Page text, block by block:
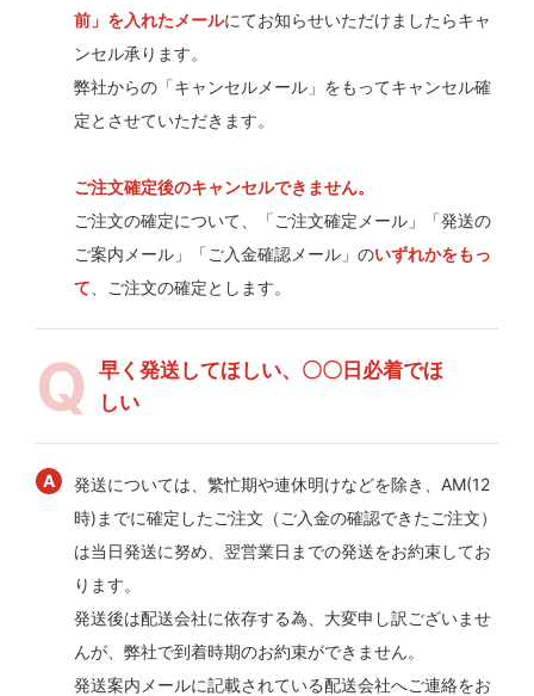
前」を入れたメールにてお知らせいただけましたらキャ
ンセル承ります。
弊社からの「キャンセルメール」をもってキャンセル確
定とさせていただきます。
ご注文確定後のキャンセルできません。
ご注文の確定について、「ご注文確定メール」「発送の
ご案内メール」「ご入金確認メール」のいずれかをもっ
て 、ご注文の確定とします。
早く発送してほしい、〇〇日必着でほ
しい
発送については、繁忙期や連休明けなどを除き、AM(12
時)までに確定したご注文（ご入金の確認できたご注文）
は当日発送に努め、翌営業日までの発送をお約束してお
ります。
発送後は配送会社に依存する為、大変申し訳ございませ
んが、弊社で到着時期のお約束ができません。
発送案内メールに記載されている配送会社へご連絡をお